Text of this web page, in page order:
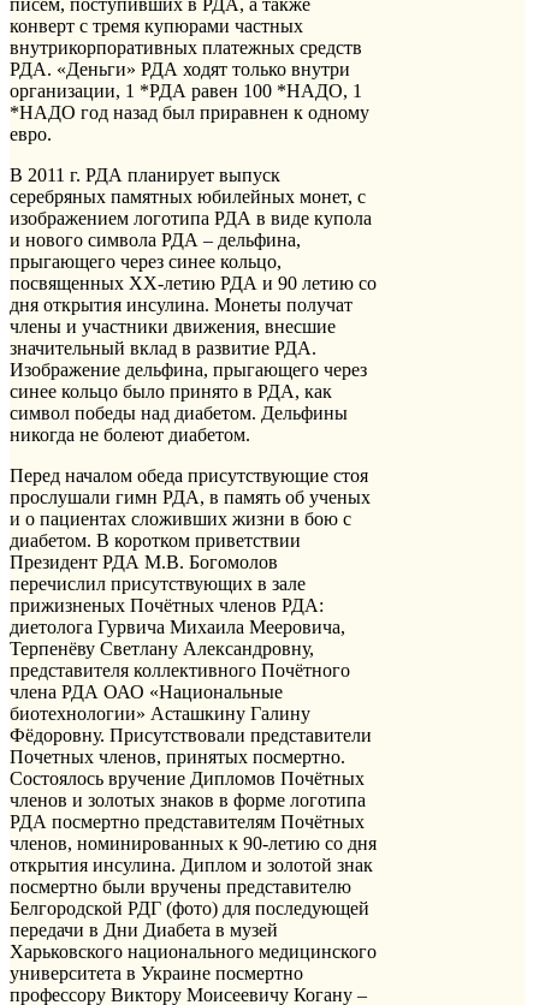
писем, поступивших в РДА, а также
конверт с тремя купюрами частных
внутрикорпоративных платежных средств
РДА. «Деньги» РДА ходят только внутри
организации, 1 *РДА равен 100 *НАДО, 1
*НАДО год назад был приравнен к одному
евро.
В 2011 г. РДА планирует выпуск
серебряных памятных юбилейных монет, с
изображением логотипа РДА в виде купола
и нового символа РДА – дельфина,
прыгающего через синее кольцо,
посвященных ХХ-летию РДА и 90 летию со
дня открытия инсулина. Монеты получат
члены и участники движения, внесшие
значительный вклад в развитие РДА.
Изображение дельфина, прыгающего через
синее кольцо было принято в РДА, как
символ победы над диабетом. Дельфины
никогда не болеют диабетом.
Перед началом обеда присутствующие стоя
прослушали гимн РДА, в память об ученых
и о пациентах сложивших жизни в бою с
диабетом. В коротком приветствии
Президент РДА М.В. Богомолов
перечислил присутствующих в зале
прижизненых Почётных членов РДА:
диетолога Гурвича Михаила Мееровича,
Терпенёву Светлану Александровну,
представителя коллективного Почётного
члена РДА ОАО «Национальные
биотехнологии» Асташкину Галину
Фёдоровну. Присутствовали представители
Почетных членов, принятых посмертно.
Состоялось вручение Дипломов Почётных
членов и золотых знаков в форме логотипа
РДА посмертно представителям Почётных
членов, номинированных к 90-летию со дня
открытия инсулина. Диплом и золотой знак
посмертно были вручены представителю
Белгородской РДГ (фото) для последующей
передачи в Дни Диабета в музей
Харьковского национального медицинского
университета в Украине посмертно
профессору Виктору Моисеевичу Когану –